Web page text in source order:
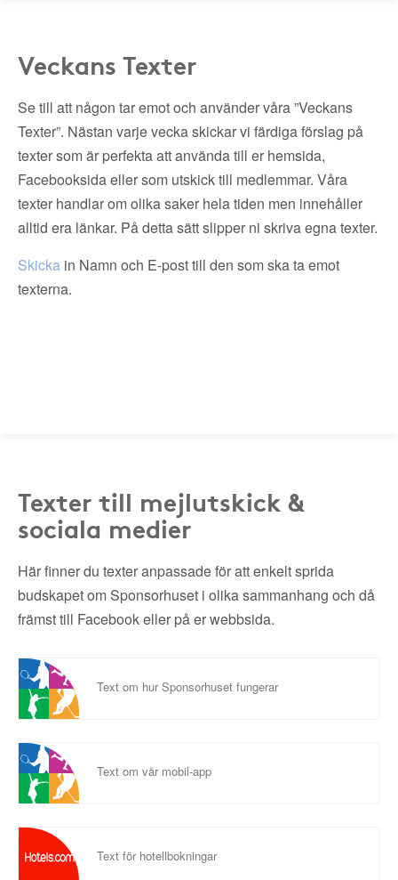
Veckans Texter
Se till att någon tar emot och använder våra ”Veckans
Texter”. Nästan varje vecka skickar vi färdiga förslag på
texter som är perfekta att använda till er hemsida,
Facebooksida eller som utskick till medlemmar. Våra
texter handlar om olika saker hela tiden men innehåller
alltid era länkar. På detta sätt slipper ni skriva egna texter.
Skicka in Namn och E-post till den som ska ta emot
texterna.
Texter till mejlutskick &
sociala medier
Här finner du texter anpassade för att enkelt sprida
budskapet om Sponsorhuset i olika sammanhang och då
främst till Facebook eller på er webbsida.
Text om hur Sponsorhuset fungerar
Text om vår mobil-app
Text för hotellbokningar